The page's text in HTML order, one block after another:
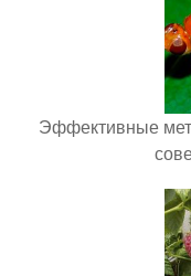
Эффективные